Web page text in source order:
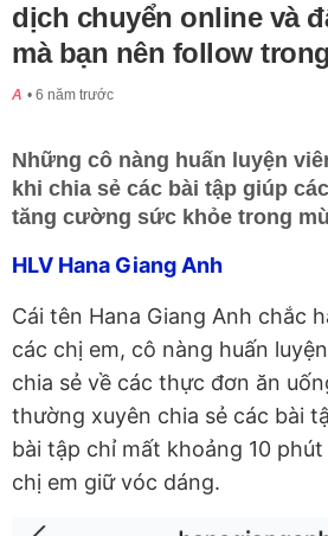
dịch chuyển online và
mà bạn nên follow
A 6 năm trước
Những cô nàng huấn luyện
khi chia sẻ các bài tập giúp
tăng cường sức khỏe trong
HLV Hana Giang Anh
Cái tên Hana Giang Anh chắc
các chị em, cô nàng huấn
chia sẻ về các thực đơn ăn
thường xuyên chia sẻ các bài
bài tập chỉ mất khoảng 10
chị em giữ vóc dáng.